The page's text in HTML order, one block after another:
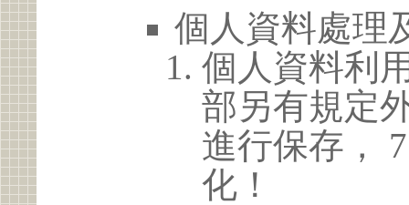
個人資料處理
個人資料利
部另有規定
進行保存，
化！